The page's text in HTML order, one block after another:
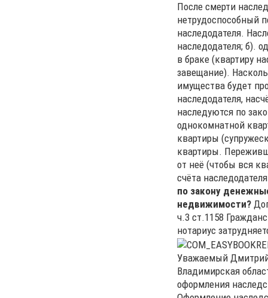
После смерти
нетрудоспособный
наследодателя.
наследодателя; б).
в браке (квартиру
завещание).
имущества будет
наследодателя,
наследуются по
однокомнатной
квартиры
квартиры.
от неё (чтобы вся
счёта
по закону
недвижимости?
ч.3 ст.1158
нотариус
Уважаемый
Владимирская
оформления